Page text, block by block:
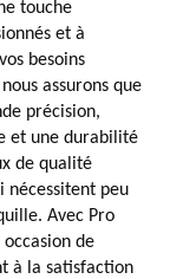
touche
et à
besoins
assurons que
précision,
et une durabilité
de qualité
nécessitent peu
Avec Pro
de
à la satisfaction